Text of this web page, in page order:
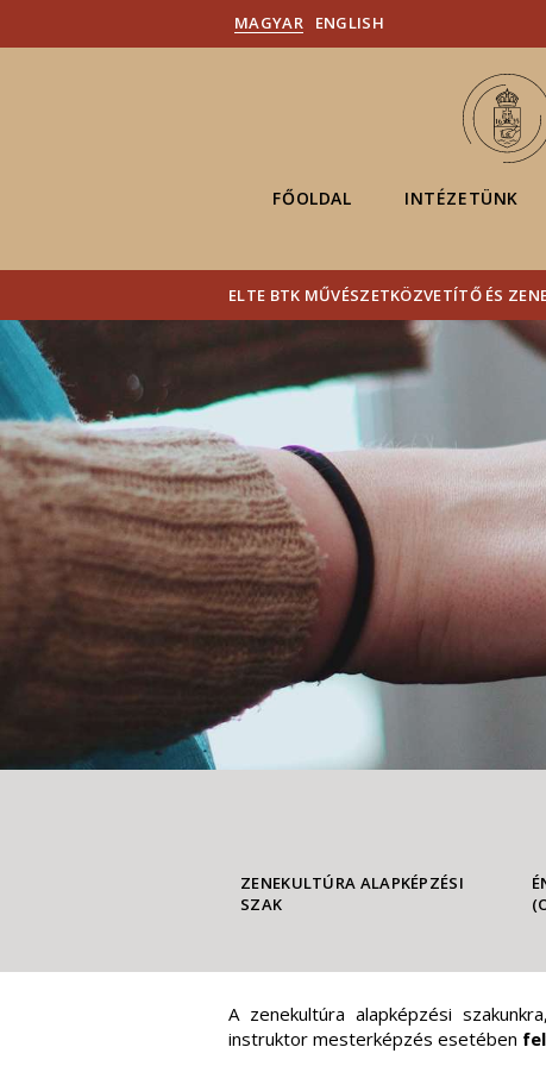
MAGYAR ENGLISH
FŐOLDAL INTÉZETÜNK
ELTE BTK MŰVÉSZETKÖZVETÍTŐ ÉS
ZENEKULTÚRA ALAPKÉPZÉSI
SZAK
A zenekultúra alapképzési
instruktor mesterképzés esetében